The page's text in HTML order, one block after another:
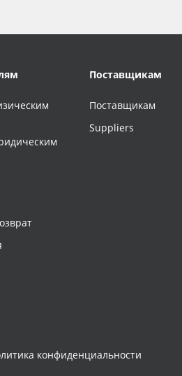
Поставщикам
Поставщикам
Suppliers
конфиденциальности